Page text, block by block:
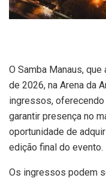
O Samba Manaus,
de 2026, na Arena da
ingressos,
garantir presença no
oportunidade de
edição final do evento.
Os ingressos podem